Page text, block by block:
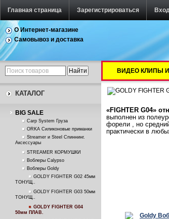
Главная страница Зарегистрироваться
О Интернет-магазине
Самовывоз и доставка
КАТАЛОГ
BIG SALE
Carp System Груза
ORKA Силиконовые приманки
Streamer и Steel Спиннинг.
Аксессуары
STREAMER КОРМУШКИ
Воблеры Calypso
Воблеры Goldy
GOLDY FIGHTER G02 45мм
ТОНУЩ..
GOLDY FIGHTER G03 50мм
ТОНУЩ..
GOLDY FIGHTER G04
50мм ПЛАВ.
ВИДЕО КЛИПЫ
«FIGHTER G04»
выполнен из
форели , но
практически в